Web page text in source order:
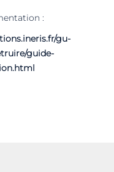
:
gu-
guide-